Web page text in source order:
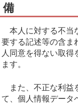
備
本人に対する不当
要する記述等の含ま
人同意を得ない取
ます。
また、不正な利益
て、個人情報データ